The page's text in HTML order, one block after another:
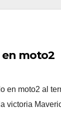
moto2
en moto2 al
victoria